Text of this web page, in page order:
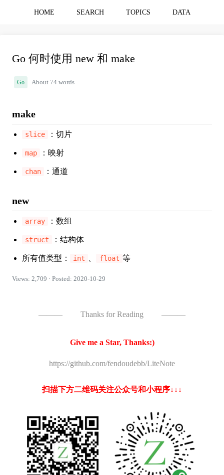
HOME SEARCH TOPICS DATA
Go 何时使用 new 和 make
Go About 74 words
make
slice ：切片
map ：映射
chan ：通道
new
array ：数组
struct ：结构体
所有值类型： int float 等
Views: 2,709 · Posted: 2020-10-29
——— Thanks for Reading ———
Give me a Star, Thanks:)
https://github.com/fendoudebb/LiteNote
扫描下方二维码关注公众号和小程序↓↓↓